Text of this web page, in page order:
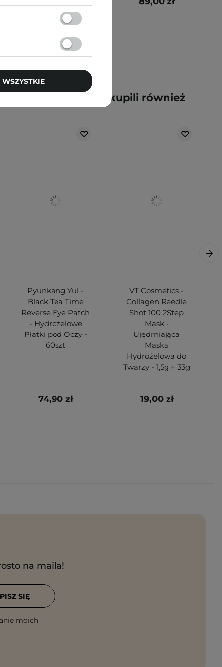
kupili ten produkt, kupili również
Pyunkang Yul -
Black Tea Time
Reverse Eye Patch
- Hydrożelowe
Płatki pod Oczy -
60szt
74,90 zł
VT Cosmetics -
Collagen Reedle
Shot 100 2Step
Mask -
Ujędrniająca
Maska
Hydrożelowa do
Twarzy - 1,5g + 33g
19,00 zł
na maila!
moich
SIĘ